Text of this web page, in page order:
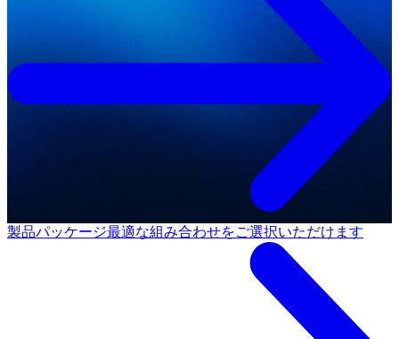
製品パッケージ最適な組み合わせをご選択いただけます